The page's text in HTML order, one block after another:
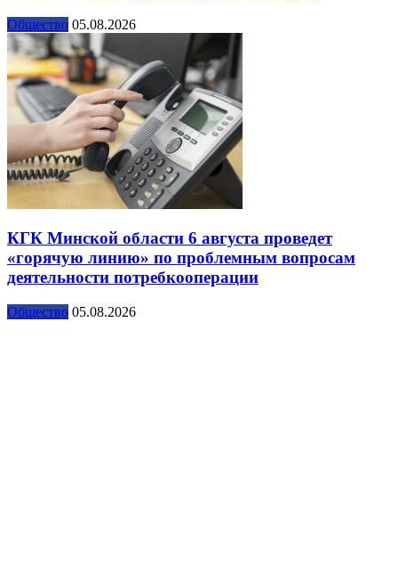
Общество 05.08.2026
КГК Минской области 6 августа проведет
«горячую линию» по проблемным вопросам
деятельности потребкооперации
Общество 05.08.2026